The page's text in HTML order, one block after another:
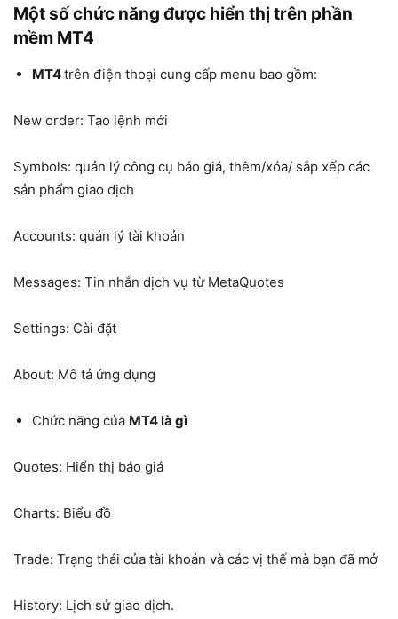
Một số chức năng được hiển thị trên phần
mềm MT4
MT4trên điện thoại cung cấp menu bao gồm:
New order: Tạo lệnh mới
Symbols: quản lý công cụ báo giá, thêm/xóa/ sắp xếp các
sản phẩm giao dịch
Accounts: quản lý tài khoản
Messages: Tin nhắn dịch vụ từ MetaQuotes
Settings: Cài đặt
About: Mô tả ứng dụng
Chức năng của MT4 là gì
Quotes: Hiển thị báo giá
Charts: Biểu đồ
Trade: Trạng thái của tài khoản và các vị thế mà bạn đã mở
History: Lịch sử giao dịch.